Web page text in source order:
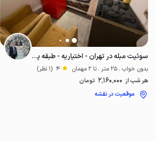
سوئیت مبله در تهران - اختیاریه - طبقه پنجم
بدون خواب . 25 متر . تا 2 مهمان 4 (1 نظر)
هر شب از 2٬160٬000 تومان
موقعیت در نقشه